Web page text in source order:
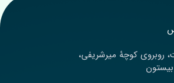
روبروی کوچۀ میرشریفی،